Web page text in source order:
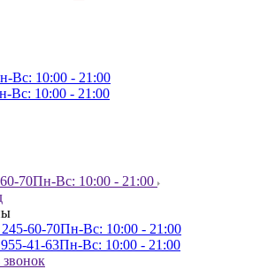
Вс: 10:00 - 21:00
Вс: 10:00 - 21:00
70Пн-Вс: 10:00 - 21:00
60-70Пн-Вс: 10:00 - 21:00
41-63Пн-Вс: 10:00 - 21:00
звонок